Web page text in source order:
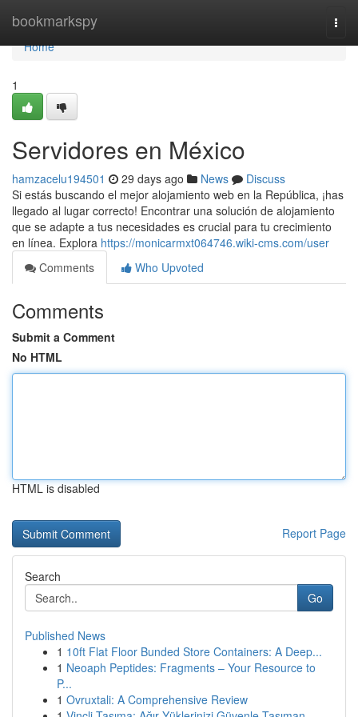
bookmarkspy
Home
Home
1
Servidores en México
hamzacelu194501 29 days ago News
Discuss
Si estás buscando el mejor alojamiento web en la República, ¡has
llegado al lugar correcto! Encontrar una solución de alojamiento
que se adapte a tus necesidades es crucial para tu crecimiento
en línea. Explora https://monicarmxt064746.wiki-cms.com/user
Comments
Who Upvoted
Comments
Submit a Comment
No HTML
HTML is disabled
Report Page
Search
Go
Published News
1 10ft Flat Floor Bunded Store Containers: A Deep...
1 Neoaph Peptides: Fragments – Your Resource to
P...
1 Ovruxtali: A Comprehensive Review